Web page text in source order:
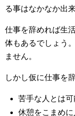
る事はなかなか出
仕事を辞めれば生
体もあるでしょう
ません。
しかし仮に仕事を
苦手な人とは
休憩をこまめに